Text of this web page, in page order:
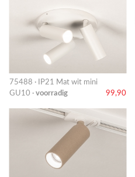
75488 · IP21 Mat wit mini
GU10 · voorradig 99,90